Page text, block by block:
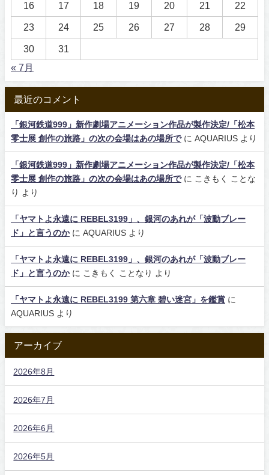
16 17 18 19 20 21 22
23 24 25 26 27 28 29
30
31
« 7月
最近のコメント
「銀河鉄道999」新作劇場アニメーション作品が製作決定/「松本
零士展 創作の旅路」の次の会場はあの場所でに AQUARIUS より
「銀河鉄道999」新作劇場アニメーション作品が製作決定/「松本
零士展 創作の旅路」の次の会場はあの場所でに こきもく ことな
り
より
「ヤマトよ永遠に REBEL3199」、銀河のあれが「波動ブレー
ド」と言うのかに AQUARIUS より
「ヤマトよ永遠に REBEL3199」、銀河のあれが「波動ブレー
ド」と言うのかに こきもく ことなり より
「ヤマトよ永遠に REBEL3199 第六章 碧い迷宮」を鑑賞 に
AQUARIUS より
アーカイブ
2026年8月
2026年7月
2026年6月
2026年5月